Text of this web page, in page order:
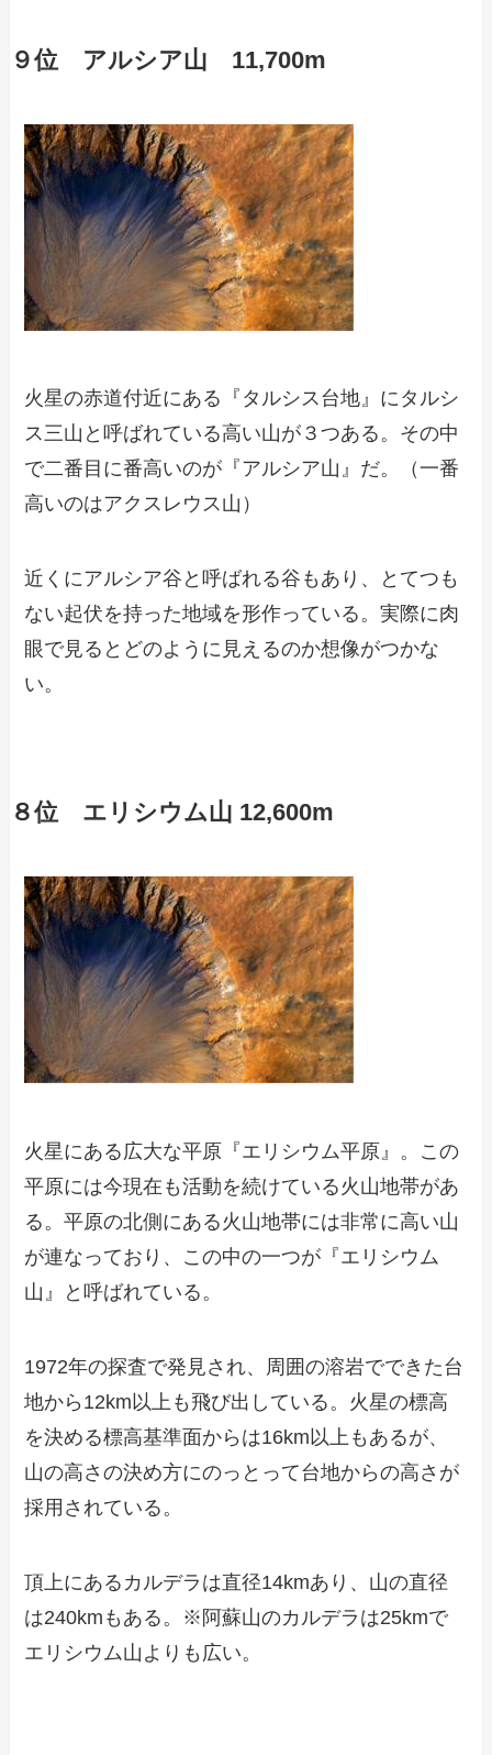
９位 アルシア山 11,700m
火星の赤道付近にある『タルシス台地』にタルシ
ス三山と呼ばれている高い山が３つある。その中
で二番目に番高いのが『アルシア山』だ。（一番
高いのはアクスレウス山）
近くにアルシア谷と呼ばれる谷もあり、とてつも
ない起伏を持った地域を形作っている。実際に肉
眼で見るとどのように見えるのか想像がつかな
い。
８位 エリシウム山 12,600m
火星にある広大な平原『エリシウム平原』。この
平原には今現在も活動を続けている火山地帯があ
る。平原の北側にある火山地帯には非常に高い山
が連なっており、この中の一つが『エリシウム
山』と呼ばれている。
1972年の探査で発見され、周囲の溶岩でできた台
地から12km以上も飛び出している。火星の標高
を決める標高基準面からは16km以上もあるが、
山の高さの決め方にのっとって台地からの高さが
採用されている。
頂上にあるカルデラは直径14kmあり、山の直径
は240kmもある。※阿蘇山のカルデラは25kmで
エリシウム山よりも広い。